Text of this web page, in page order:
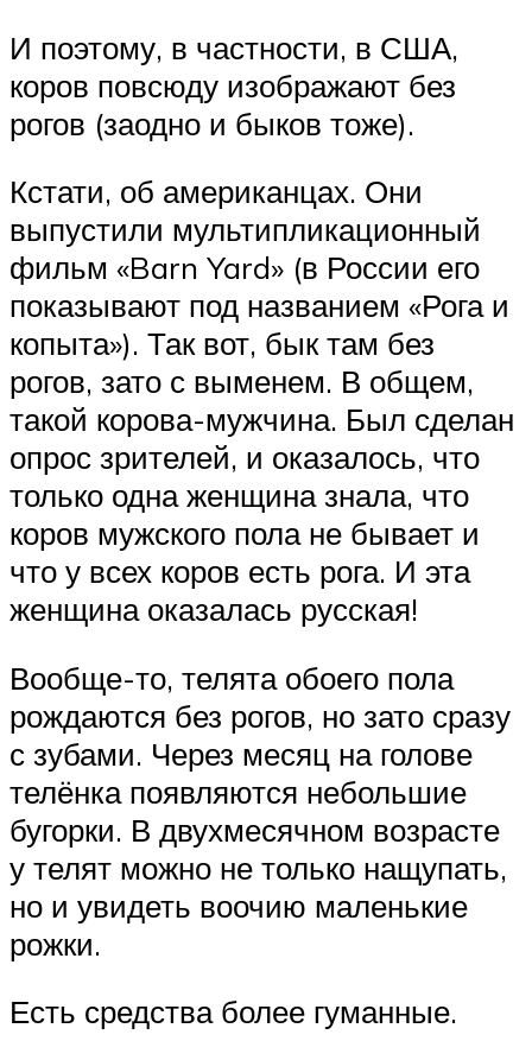
И поэтому, в частности, в США,
коров повсюду изображают без
рогов (заодно и быков тоже).
Кстати, об американцах. Они
выпустили мультипликационный
фильм «Barn Yard» (в России его
показывают под названием «Рога и
копыта»). Так вот, бык там без
рогов, зато с выменем. В общем,
такой корова-мужчина. Был сделан
опрос зрителей, и оказалось, что
только одна женщина знала, что
коров мужского пола не бывает и
что у всех коров есть рога. И эта
женщина оказалась русская!
Вообще-то, телята обоего пола
рождаются без рогов, но зато сразу
с зубами. Через месяц на голове
телёнка появляются небольшие
бугорки. В двухмесячном возрасте
у телят можно не только нащупать,
но и увидеть воочию маленькие
рожки.
Есть средства более гуманные.